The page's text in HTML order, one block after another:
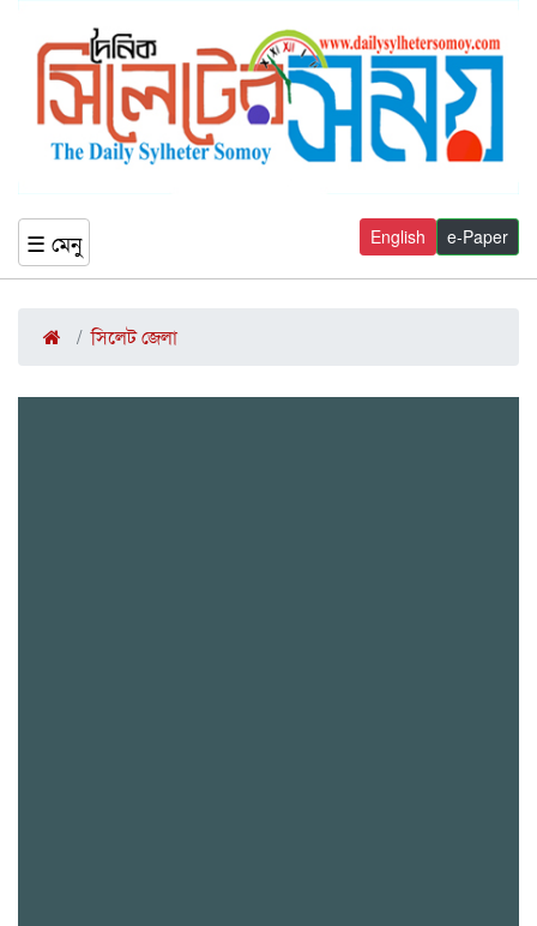
☰ মেনু e-Paper
English
সিলেট জেলা